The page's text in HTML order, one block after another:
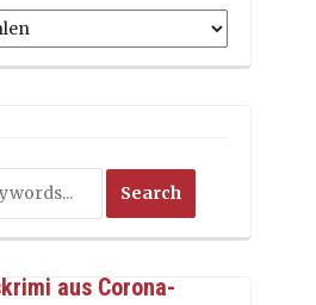
aus Corona-